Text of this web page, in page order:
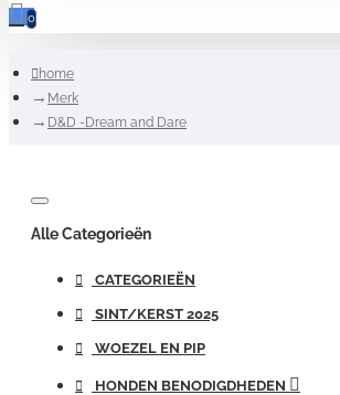
0
home
Merk
D&D -Dream and Dare
Alle Categorieën
CATEGORIEËN
SINT/KERST 2025
WOEZEL EN PIP
HONDEN BENODIGDHEDEN